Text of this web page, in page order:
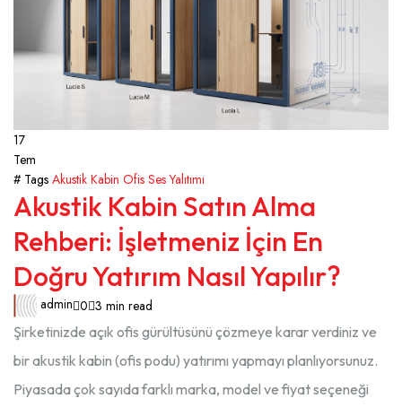
17
Tem
# Tags Akustik Kabin Ofis Ses Yalıtımı
Akustik Kabin Satın Alma
Rehberi: İşletmeniz İçin En
Doğru Yatırım Nasıl Yapılır?
admin 0 3 min read
Şirketinizde açık ofis gürültüsünü çözmeye karar verdiniz ve
bir akustik kabin (ofis podu) yatırımı yapmayı planlıyorsunuz.
Piyasada çok sayıda farklı marka, model ve fiyat seçeneği